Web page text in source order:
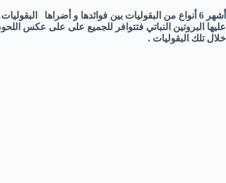
أشهر 6 أنواع من البقوليات بين فوائدها و أضراها
عليها البروتين النباتي فتتوافر للجميع على على عكس
خلال تلك البقوليات .